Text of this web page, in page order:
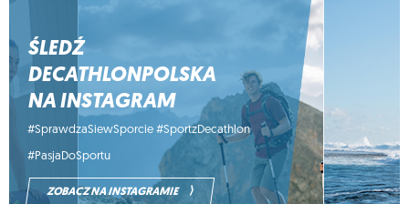
ŚLEDŹ
DECATHLONPOLSKA
NA INSTAGRAM
#SprawdzaSiewSporcie #SportzDecathlon
#PasjaDoSportu
ZOBACZ NA INSTAGRAMIE ⟩